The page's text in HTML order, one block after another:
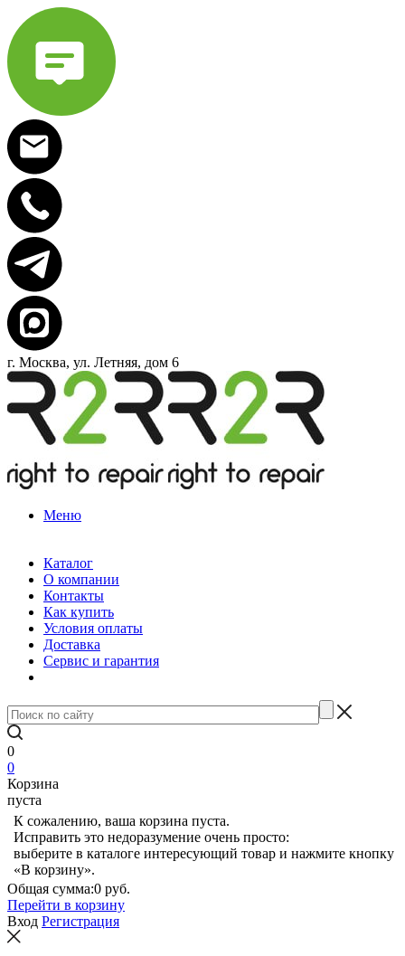
г. Москва, ул. Летняя, дом 6
Меню
Каталог
О компании
Контакты
Как купить
Условия оплаты
Доставка
Сервис и гарантия
0
0
Корзина
пуста
К сожалению, ваша корзина пуста.
Исправить это недоразумение очень просто:
выберите в каталоге интересующий товар и нажмите кнопку
«В корзину».
Общая сумма:0 руб.
Перейти в корзину
Вход Регистрация